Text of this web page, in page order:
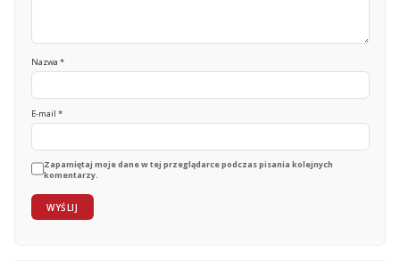
Nazwa *
E-mail *
Zapamiętaj moje dane w tej przeglądarce podczas pisania kolejnych
komentarzy.